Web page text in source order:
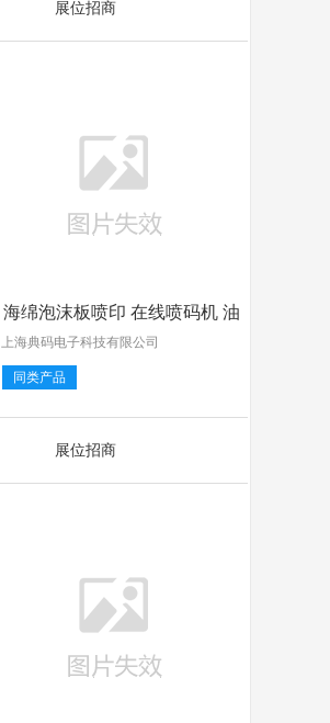
展位招商
海绵泡沫板喷印 在线喷码机 油
上海典码电子科技有限公司
同类产品
展位招商